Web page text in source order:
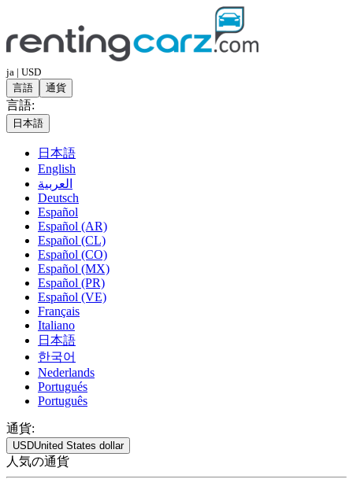
ja | USD
言語
通貨
言語:
日本語
日本語
English
العربية
Deutsch
Español
Español (AR)
Español (CL)
Español (CO)
Español (MX)
Español (PR)
Español (VE)
Français
Italiano
日本語
한국어
Nederlands
Portugués
Português
通貨:
USDUnited States dollar
人気の通貨